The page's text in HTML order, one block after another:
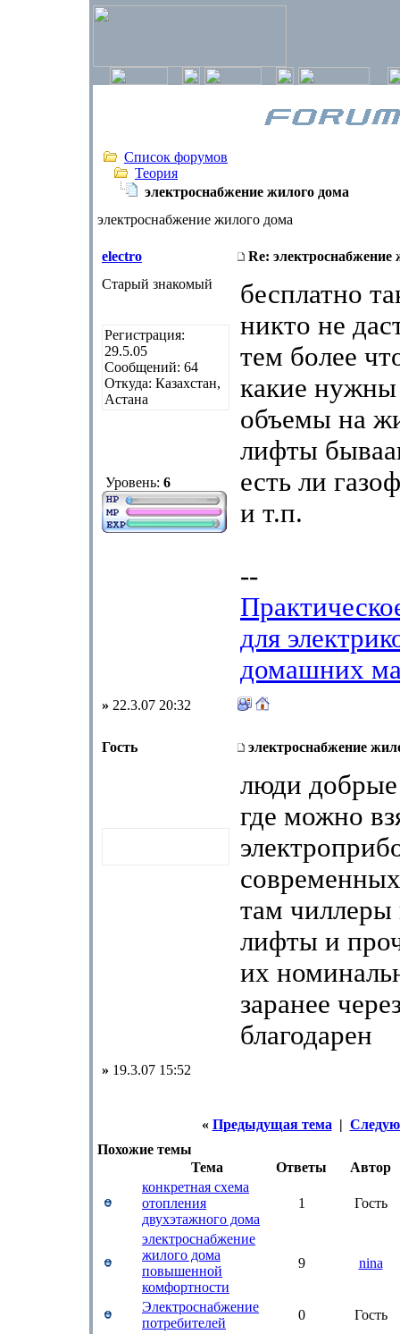
Список форумов
Теория
электроснабжение жилого дома
электроснабжение жилого дома
electro
Re: электроснабжение
Старый знакомый
Регистрация:
29.5.05
Сообщений: 64
Откуда: Казахстан,
Астана
Уровень: 6
бесплатно
никто не
тем более
какие
объемы на
лифты
есть ли
и т.п.
--
для
домашних
» 22.3.07 20:32
Гость электроснабжение
люди
где можно
там чиллеры
лифты и
их
заранее
благодарен
» 19.3.07 15:52
« Предыдущая тема |
Похожие темы
Тема
Ответы
Автор
конкретная схема
отопления
двухэтажного дома
1 Гость
электроснабжение
жилого дома
повышенной
комфортности
9 nina
Электроснабжение
потребителей
0
Гость